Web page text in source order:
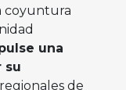
coyuntura
una
su
de